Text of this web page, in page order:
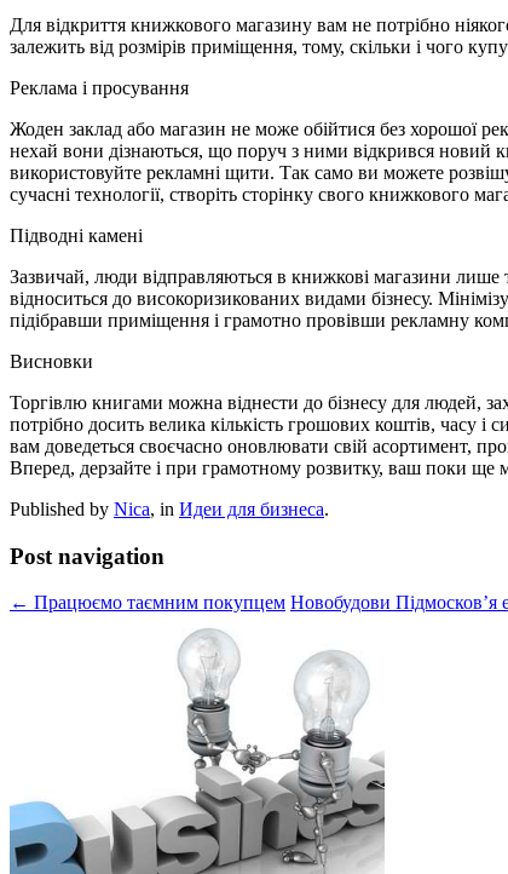
Для відкриття книжкового магазину вам не потрібно
залежить від розмірів приміщення, тому, скільки і чого
Реклама і просування
Жоден заклад або магазин не може обійтися без хорошої
нехай вони дізнаються, що поруч з ними відкрився новий
використовуйте рекламні щити. Так само ви можете
сучасні технології, створіть сторінку свого книжкового
Підводні камені
Зазвичай, люди відправляються в книжкові магазини лише
відноситься до високоризикованих видами бізнесу.
підібравши приміщення і грамотно провівши рекламну
Висновки
Торгівлю книгами можна віднести до бізнесу для людей,
потрібно досить велика кількість грошових коштів, часу
вам доведеться своєчасно оновлювати свій асортимент,
Вперед, дерзайте і при грамотному розвитку, ваш поки
Published by Nica, in Идеи для бизнеса.
Post navigation
← Працюємо таємним покупцем Новобудови Підмосков’я